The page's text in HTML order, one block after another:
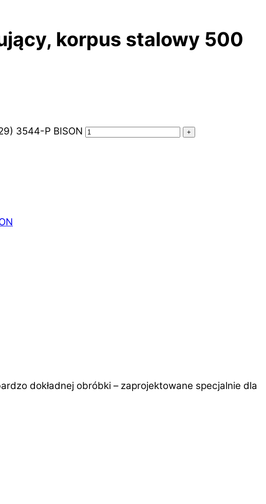
korpus stalowy 500
3544-P BISON
+
dokładnej obróbki – zaprojektowane specjalnie dla